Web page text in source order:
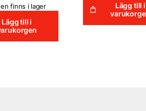
finns i lager
Lägg till i
Lägg till i